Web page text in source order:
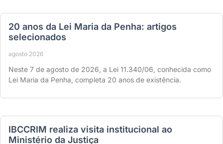
20 anos da Lei Maria da Penha: artigos
selecionados
agosto 2026
Neste 7 de agosto de 2026, a Lei 11.340/06, conhecida como
Lei Maria da Penha, completa 20 anos de existência.
IBCCRIM realiza visita institucional ao
Ministério da Justiça